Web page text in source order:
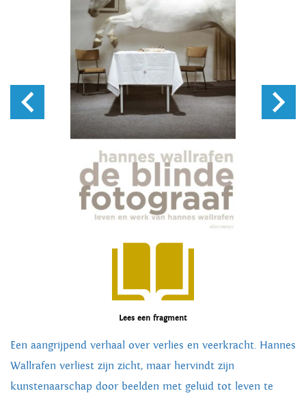
Lees een fragment
Een aangrijpend verhaal over verlies en veerkracht. Hannes
Wallrafen verliest zijn zicht, maar hervindt zijn
kunstenaarschap door beelden met geluid tot leven te